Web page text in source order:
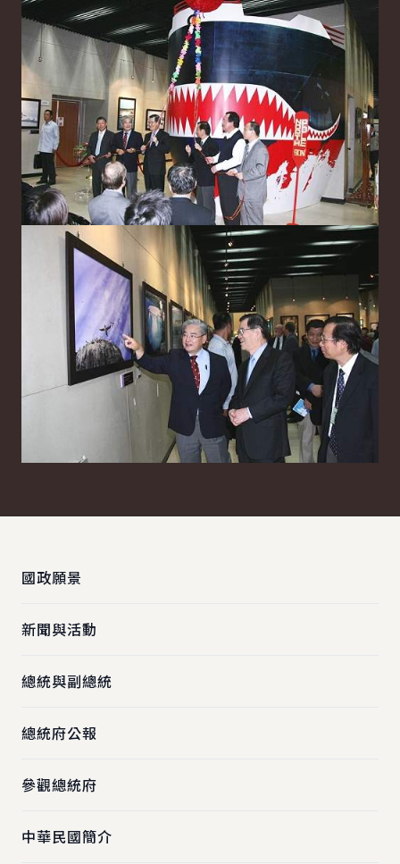
國政願景
新聞與活動
總統與副總統
總統府公報
參觀總統府
中華民國簡介